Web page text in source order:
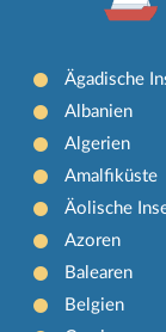
Ägadische
Albanien
Algerien
Amalfiküste
Äolische
Azoren
Balearen
Belgien